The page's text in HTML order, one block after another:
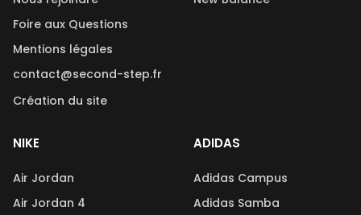
Foire aux Questions
Mentions légales
contact@second-step.fr
Création du site
NIKE
Air Jordan
Air Jordan 4
ADIDAS
Adidas Campus
Adidas Samba